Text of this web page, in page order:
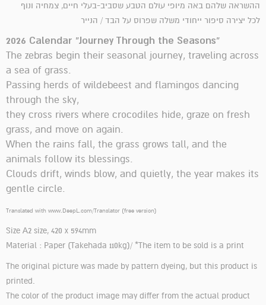
ההשראה שלהם באה מיופי עולם הטבע שסביב-בעלי חיים, צמחיה ונוף
לכל יצירה סיפור ייחודי משלה שפרוס על הבד / הנייר
2026 Calendar “Journey Through the Seasons”
The zebras begin their seasonal journey, traveling across
a sea of grass.
Passing herds of wildebeest and flamingos dancing
through the sky,
they cross rivers where crocodiles hide, graze on fresh
grass, and move on again.
When the rains fall, the grass grows tall, and the
animals follow its blessings.
Clouds drift, winds blow, and quietly, the year makes its
gentle circle.
Translated with www.DeepL.com/Translator (free version)
Size A2 size, 420 x 594mm
Material : Paper (Takehada 110kg)/ *The item to be sold is a print
The original picture was made by pattern dyeing, but this product is
printed.
The color of the product image may differ from the actual product